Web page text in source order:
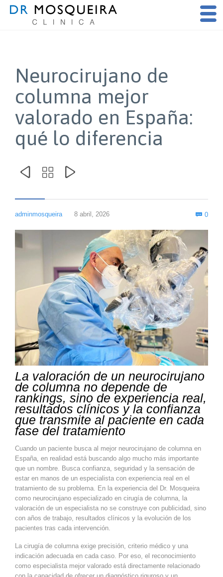
Neurocirujano de
columna mejor
valorado en España:
qué lo diferencia
  
adminmosqueira 8 abril, 2026  0
La valoración de un neurocirujano
de columna no depende de
rankings, sino de experiencia real,
resultados clínicos y la confianza
que transmite al paciente en cada
fase del tratamiento
Cuando un paciente busca al mejor neurocirujano de columna en
España, en realidad está buscando algo mucho más importante
que un nombre. Busca confianza, seguridad y la sensación de
estar en manos de un especialista con experiencia real en el
tratamiento de su problema. En la experiencia del Dr. Mosqueira
como neurocirujano especializado en cirugía de columna, la
valoración de un especialista no se construye con publicidad, sino
con años de trabajo, resultados clínicos y la evolución de los
pacientes tras cada intervención.
La cirugía de columna exige precisión, criterio médico y una
indicación adecuada en cada caso. Por eso, el reconocimiento
como especialista mejor valorado está directamente relacionado